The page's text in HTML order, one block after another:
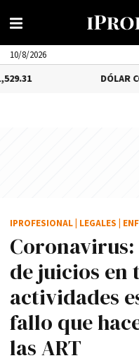
10/8/2026
-1.25%
de juicios en
actividades
fallo que
las ART
IPROFESIONAL LEGALES